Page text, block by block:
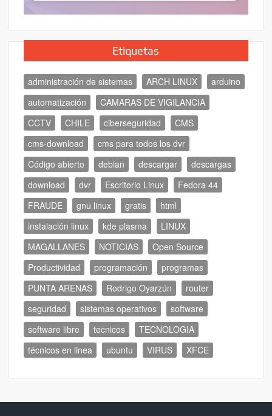
Etiquetas
administración de sistemas ARCH LINUX
arduino
automatización
CAMARAS DE VIGILANCIA
CCTV
CHILE ciberseguridad
CMS
cms-download
cms para todos los dvr
Código abierto
debian descargar
descargas
download
dvr Escritorio Linux
Fedora 44
FRAUDE
gnu linux gratis
html
instalación linux
kde plasma
LINUX
MAGALLANES
NOTICIAS
Open Source
Productividad
programación
programas
PUNTA ARENAS
Rodrigo Oyarzún
router
seguridad
sistemas operativos
software
software libre
tecnicos
TECNOLOGIA
técnicos en linea
ubuntu VIRUS XFCE